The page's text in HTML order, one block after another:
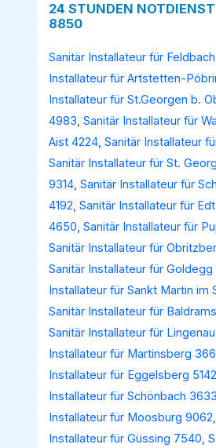
24 STUNDEN
8850
Sanitär Installateur für
Installateur für Artstetten-
Installateur für St.Georgen b.
4983,Sanitär Installateur für
Aist 4224,Sanitär Installateur
Sanitär Installateur für St.
9314,Sanitär Installateur für
4192,Sanitär Installateur für
4650,Sanitär Installateur für
Sanitär Installateur für
Sanitär Installateur für Goldegg
Installateur für Sankt Martin im
Sanitär Installateur für
Sanitär Installateur für
Installateur für Martinsberg
Installateur für Eggelsberg 5142
Installateur für Schönbach 3633
Installateur für Moosburg 9062
Installateur für Güssing 7540,